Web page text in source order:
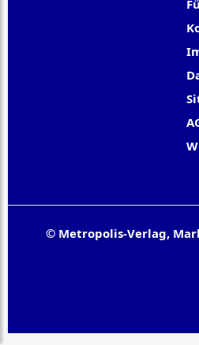
© Metropolis-Verlag,